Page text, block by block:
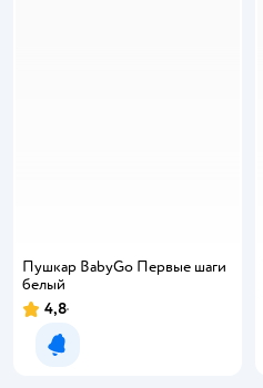
Пушкар BabyGo Первые шаги
белый
4,8
Уведомить о появлении